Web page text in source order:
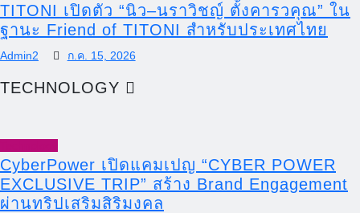
TITONI เปิดตัว “นิว–นราวิชญ์ ตั้งคารวคุณ” ใน
ฐานะ Friend of TITONI สำหรับประเทศไทย
Admin2 ก.ค. 15, 2026
TECHNOLOGY
CyberPower เปิดแคมเปญ “CYBER POWER
EXCLUSIVE TRIP” สร้าง Brand Engagement
ผ่านทริปเสริมสิริมงคล